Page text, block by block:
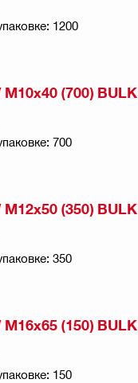
1200
(700) BULK
700
(350) BULK
350
(150) BULK
150